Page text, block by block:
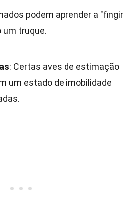
podem aprender a "fingir
um truque.
: Certas aves de estimação
um estado de imobilidade